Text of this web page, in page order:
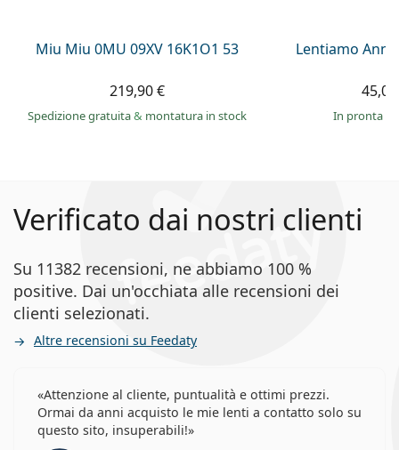
Miu Miu 0MU 09XV 16K1O1 53
219,90 €
Spedizione gratuita& montatura in stock
Lentiamo
in pronta
Verificato dai nostri clienti
Su 11382 recensioni, ne abbiamo 100 %
positive. Dai un'occhiata alle recensioni dei
clienti selezionati.
Altre recensioni su Feedaty
Attenzione al cliente, puntualità e ottimi prezzi.
Ormai da anni acquisto le mie lenti a contatto solo su
questo sito, insuperabili!